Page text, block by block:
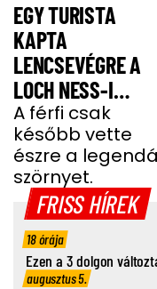
EGY TURISTA
KAPTA
LENCSEVÉGRE A
LOCH NESS-I
SZÖRNYET - FOTÓ
A férfi csak
később vette
észre a
szörnyet.
FRISS HÍREK
18 órája
Ezen a 3 dolgon
augusztus 5.